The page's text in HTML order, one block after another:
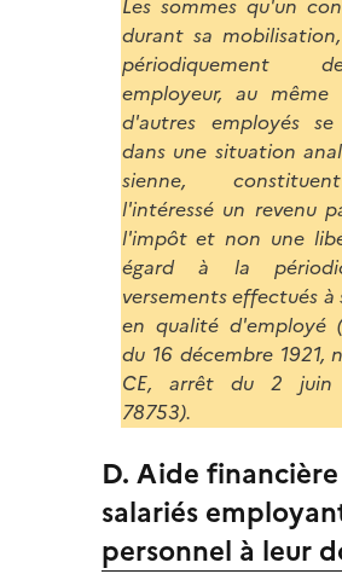
Les sommes qu'un
durant sa
périodiquement
employeur, au
d'autres employés
dans une situation
sienne,
l'intéressé un revenu
l'impôt et non une
égard à la
versements effectués
en qualité d'employé
du 16 décembre 1921,
CE, arrêt du 2 juin
78753).
D. Aide
salariés
personnel à leur